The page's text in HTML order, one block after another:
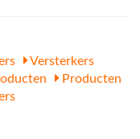
Versterkers
Producten